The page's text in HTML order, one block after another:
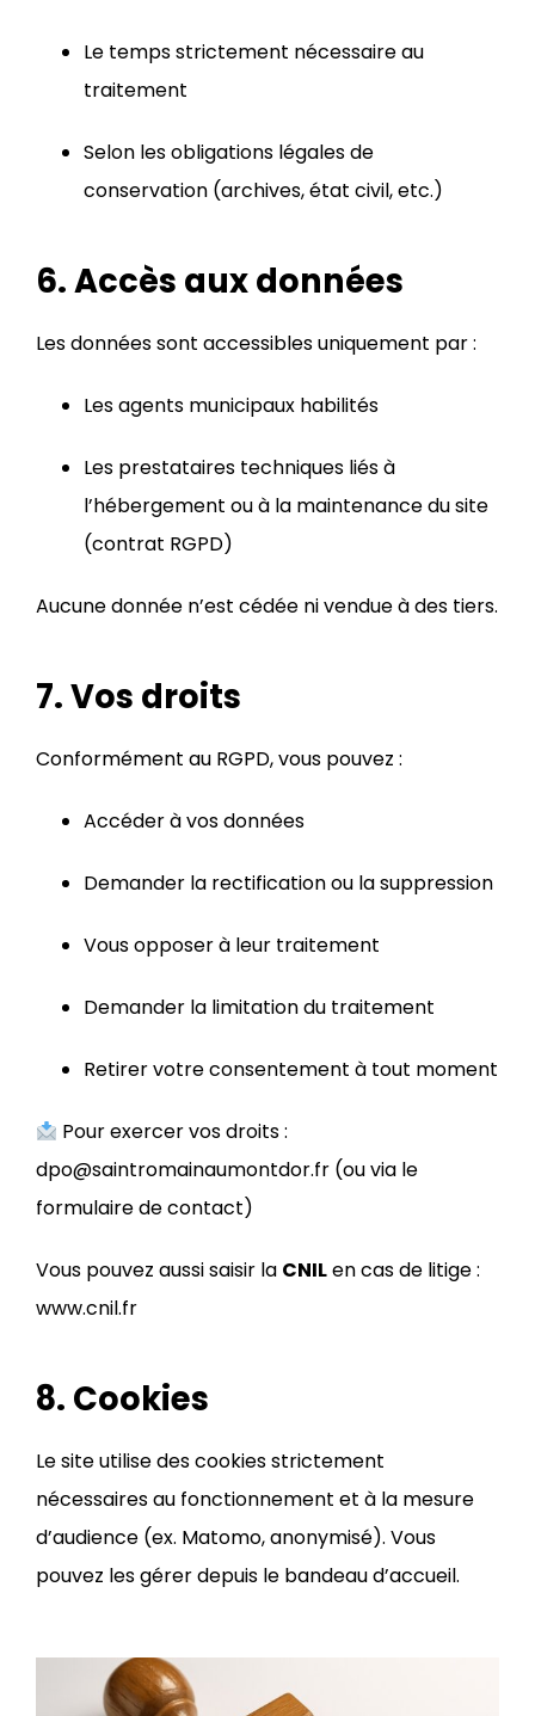
Le temps strictement nécessaire au
traitement
Selon les obligations légales de
conservation (archives, état civil, etc.)
6. Accès aux données
Les données sont accessibles uniquement par :
Les agents municipaux habilités
Les prestataires techniques liés à
l’hébergement ou à la maintenance du site
(contrat RGPD)
Aucune donnée n’est cédée ni vendue à des tiers.
7. Vos droits
Conformément au RGPD, vous pouvez :
Accéder à vos données
Demander la rectification ou la suppression
Vous opposer à leur traitement
Demander la limitation du traitement
Retirer votre consentement à tout moment
Pour exercer vos droits :
dpo@saintromainaumontdor.fr (ou via le
formulaire de contact)
Vous pouvez aussi saisir la CNILen cas de litige :
www.cnil.fr
8. Cookies
Le site utilise des cookies strictement
nécessaires au fonctionnement et à la mesure
d’audience (ex. Matomo, anonymisé). Vous
pouvez les gérer depuis le bandeau d’accueil.